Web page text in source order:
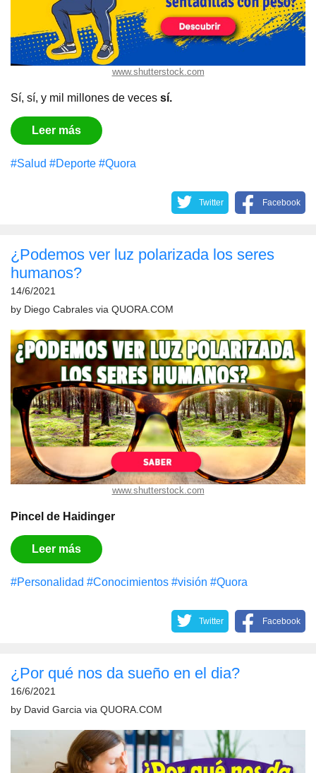
www.shutterstock.com
Sí, sí, y mil millones de veces sí.
Leer más
#Salud #Deporte #Quora
Twitter Facebook
¿Podemos ver luz polarizada los seres
humanos?
14/6/2021
by Diego Cabrales via QUORA.COM
www.shutterstock.com
Pincel de Haidinger
Leer más
#Personalidad #Conocimientos #visión #Quora
Twitter Facebook
¿Por qué nos da sueño en el dia?
16/6/2021
by David Garcia via QUORA.COM